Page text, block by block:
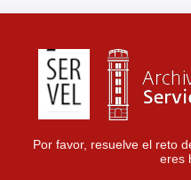
Por favor, resuelve el reto
eres